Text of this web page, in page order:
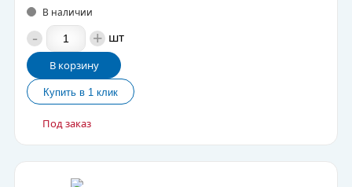
В наличии
- + шт
В корзину
Под заказ